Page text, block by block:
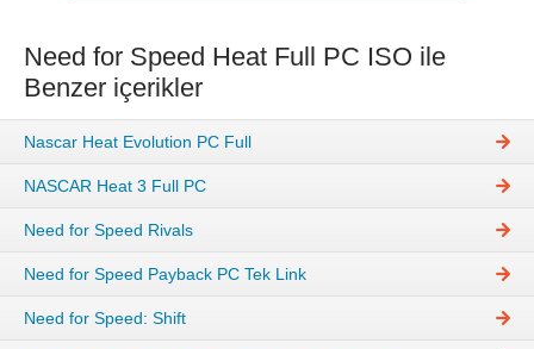
Need for Speed Heat Full PC ISO ile
Benzer içerikler
Nascar Heat Evolution PC Full
NASCAR Heat 3 Full PC
Need for Speed Rivals
Need for Speed Payback PC Tek Link
Need for Speed: Shift